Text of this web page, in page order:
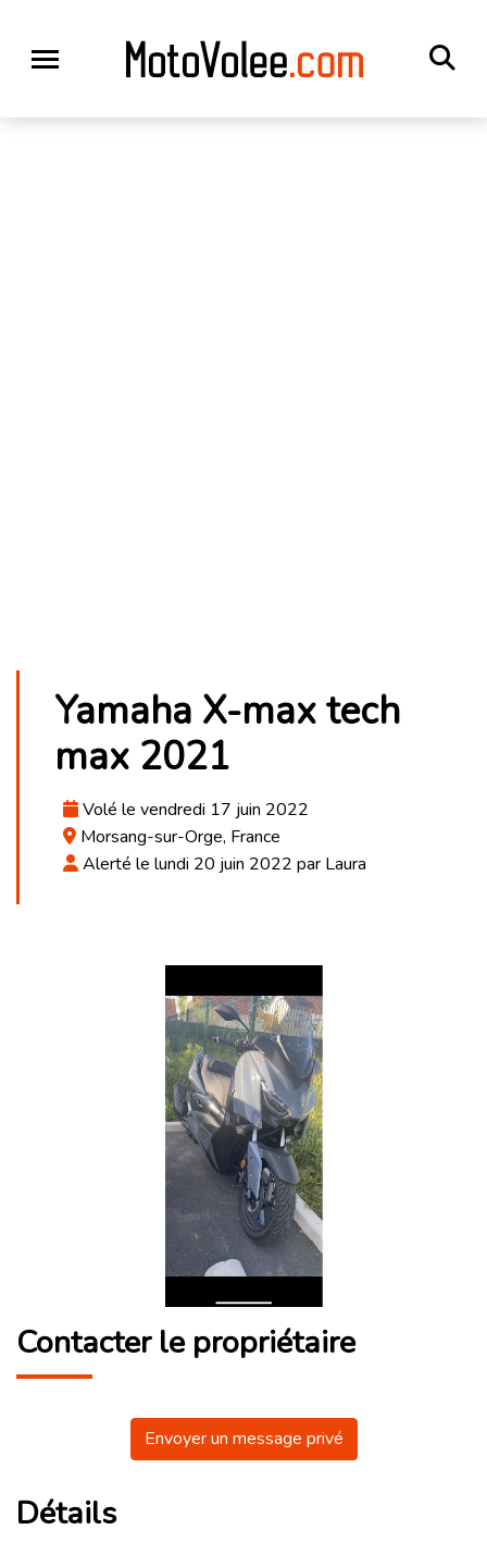
Yamaha X-max tech
max 2021
Volé le vendredi 17 juin 2022
Morsang-sur-Orge, France
Alerté le lundi 20 juin 2022 par Laura
Contacter le propriétaire
Envoyer un message privé
Détails